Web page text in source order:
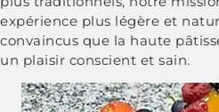
expérience plus légère et
convaincus que la haute
un plaisir conscient et sain.